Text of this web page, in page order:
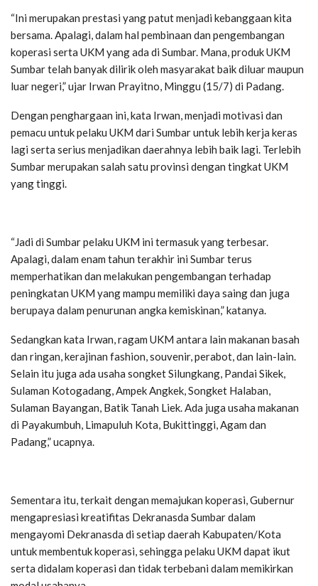
“Ini merupakan prestasi yang patut menjadi kebanggaan kita
bersama. Apalagi, dalam hal pembinaan dan pengembangan
koperasi serta UKM yang ada di Sumbar. Mana, produk UKM
Sumbar telah banyak dilirik oleh masyarakat baik diluar maupun
luar negeri,” ujar Irwan Prayitno, Minggu (15/7) di Padang.
Dengan penghargaan ini, kata Irwan, menjadi motivasi dan
pemacu untuk pelaku UKM dari Sumbar untuk lebih kerja keras
lagi serta serius menjadikan daerahnya lebih baik lagi. Terlebih
Sumbar merupakan salah satu provinsi dengan tingkat UKM
yang tinggi.
“Jadi di Sumbar pelaku UKM ini termasuk yang terbesar.
Apalagi, dalam enam tahun terakhir ini Sumbar terus
memperhatikan dan melakukan pengembangan terhadap
peningkatan UKM yang mampu memiliki daya saing dan juga
berupaya dalam penurunan angka kemiskinan,” katanya.
Sedangkan kata Irwan, ragam UKM antara lain makanan basah
dan ringan, kerajinan fashion, souvenir, perabot, dan lain-lain.
Selain itu juga ada usaha songket Silungkang, Pandai Sikek,
Sulaman Kotogadang, Ampek Angkek, Songket Halaban,
Sulaman Bayangan, Batik Tanah Liek. Ada juga usaha makanan
di Payakumbuh, Limapuluh Kota, Bukittinggi, Agam dan
Padang,” ucapnya.
Sementara itu, terkait dengan memajukan koperasi, Gubernur
mengapresiasi kreatifitas Dekranasda Sumbar dalam
mengayomi Dekranasda di setiap daerah Kabupaten/Kota
untuk membentuk koperasi, sehingga pelaku UKM dapat ikut
serta didalam koperasi dan tidak terbebani dalam memikirkan